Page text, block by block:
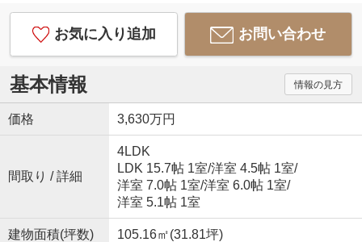
お気に入り追加 お問い合わせ
基本情報 情報の見方
価格 3,630万円
間取り / 詳細
4LDK
LDK 15.7帖 1室/洋室 4.5帖 1室/
洋室 7.0帖 1室/洋室 6.0帖 1室/
洋室 5.1帖 1室
建物面積(坪数) 105.16㎡(31.81坪)